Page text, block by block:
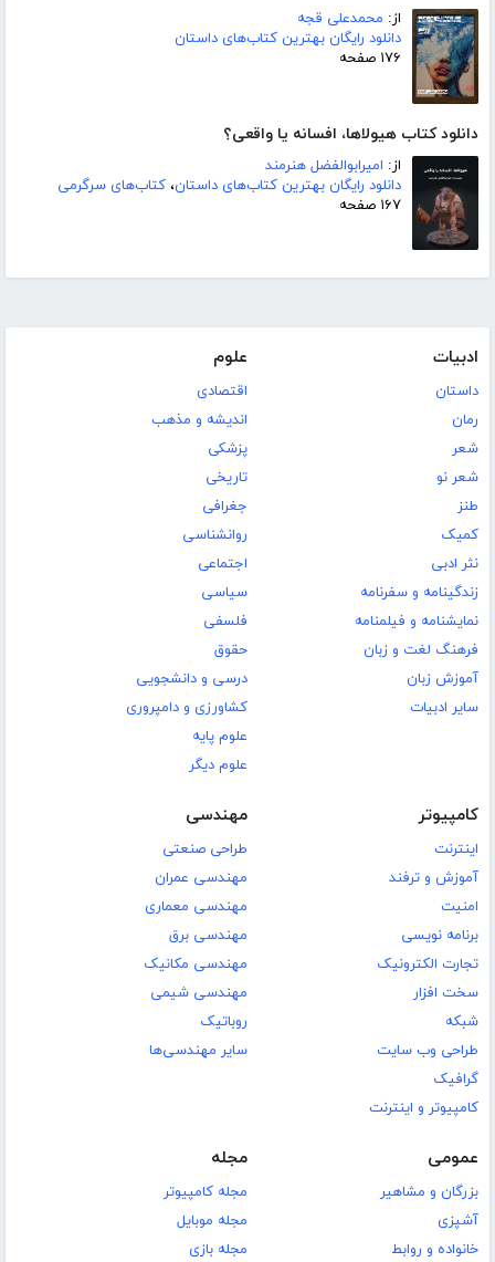
از: محمدعلی قجه
دانلود رایگان بهترین کتاب‌های داستان
۱۷۶ صفحه
دانلود کتاب هیولاها، افسانه یا واقعی؟
از: امیرابوالفضل هنرمند
دانلود رایگان بهترین کتاب‌های داستان، کتاب‌های سرگرمی
۱۶۷ صفحه
ادبیات
داستان
رمان
شعر
شعر نو
طنز
کمیک
نثر ادبی
زندگینامه و سفرنامه
نمایشنامه و فیلمنامه
فرهنگ لغت و زبان
آموزش زبان
سایر ادبیات
علوم
اقتصادی
اندیشه و مذهب
پزشکی
تاریخی
جغرافی
روانشناسی
اجتماعی
سیاسی
فلسفی
حقوق
درسی و دانشجویی
کشاورزی و دامپروری
علوم پایه
علوم دیگر
کامپیوتر
اینترنت
آموزش و ترفند
امنیت
برنامه نویسی
تجارت الکترونیک
سخت افزار
شبکه
طراحی وب سایت
گرافیک
کامپیوتر و اینترنت
مهندسی
طراحی صنعتی
مهندسی عمران
مهندسی معماری
مهندسی برق
مهندسی مکانیک
مهندسی شیمی
روباتیک
سایر مهندسی‌ها
عمومی
بزرگان و مشاهیر
آشپزی
خانواده و روابط
مجله
مجله کامپیوتر
مجله موبایل
مجله بازی